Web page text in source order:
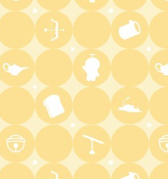
イベレコ
3:30
秘湯ロマン